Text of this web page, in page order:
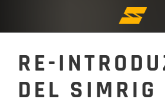
RE-
DEL SIMRIG